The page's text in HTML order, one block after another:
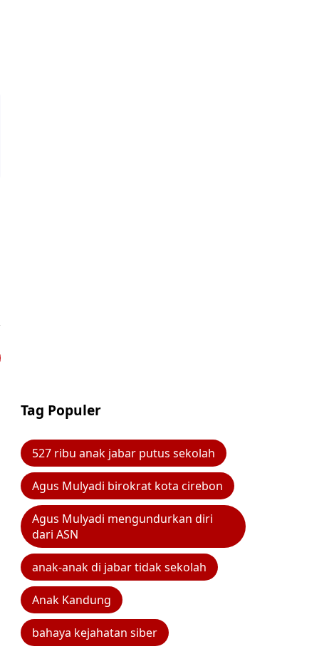
Tag Populer
527 ribu anak jabar putus sekolah
Agus Mulyadi birokrat kota cirebon
Agus Mulyadi mengundurkan diri
dari ASN
anak-anak di jabar tidak sekolah
Anak Kandung
bahaya kejahatan siber